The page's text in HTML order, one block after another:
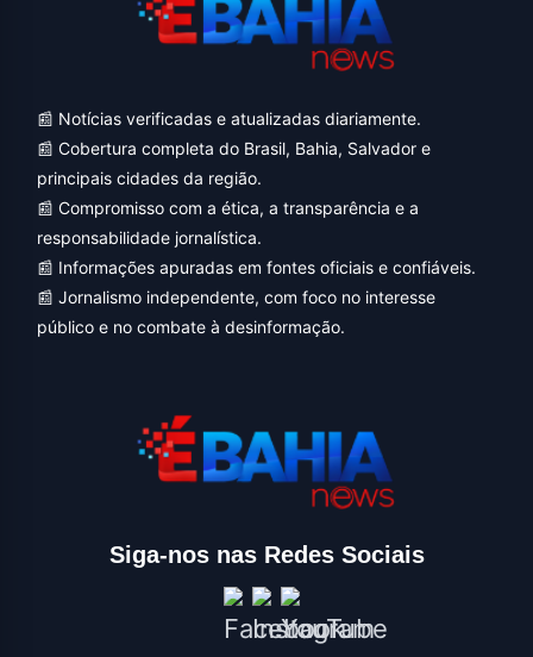
📰 Notícias verificadas e atualizadas diariamente.
📰 Cobertura completa do Brasil, Bahia, Salvador e
principais cidades da região.
📰 Compromisso com a ética, a transparência e a
responsabilidade jornalística.
📰 Informações apuradas em fontes oficiais e confiáveis.
📰 Jornalismo independente, com foco no interesse
público e no combate à desinformação.
Siga-nos nas Redes Sociais